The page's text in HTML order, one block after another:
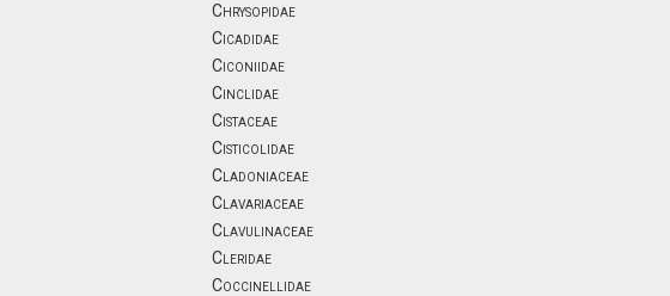
Chrysopidae
Cicadidae
Ciconiidae
Cinclidae
Cistaceae
Cisticolidae
Cladoniaceae
Clavariaceae
Clavulinaceae
Cleridae
Coccinellidae